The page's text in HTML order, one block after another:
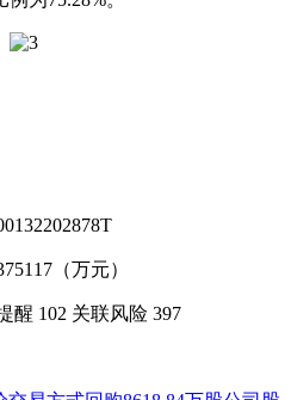
（万元）
醒 102 关联风险 397